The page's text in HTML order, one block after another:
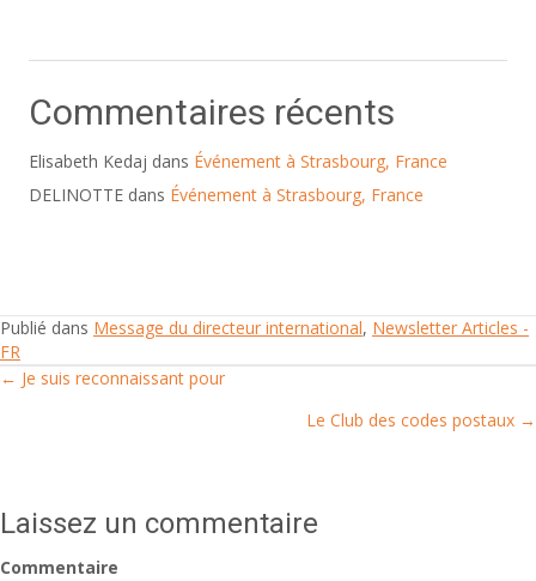
Commentaires récents
Elisabeth Kedaj dans Événement à Strasbourg, France
DELINOTTE dans Événement à Strasbourg, France
Publié dans Message du directeur international, Newsletter Articles -
FR
Posts
← Je suis reconnaissant pour
Le Club des codes postaux →
Laissez un commentaire
Commentaire